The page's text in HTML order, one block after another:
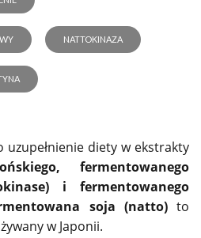
NATTOKINAZA
uzupełnienie diety w ekstrakty
fermentowanego
i fermentowanego
soja (natto)to
w Japonii.